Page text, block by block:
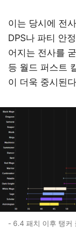
이는 당시에 전
DPS나 파티 안
어지는 전사를
등 월드 퍼스트
이 더욱 중시된
- 6.4 패치 이후 탱커